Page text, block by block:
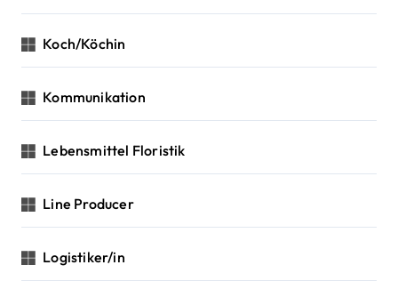
Koch/Köchin
Kommunikation
Lebensmittel Floristik
Line Producer
Logistiker/in